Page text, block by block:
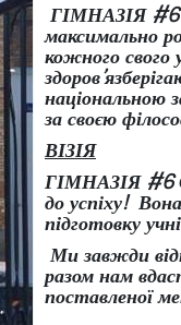
ГІМНАЗІЯ #6
максимально
кожного свого
здоров’
національною
за своєю
ВІЗІЯ
ГІМНАЗІЯ #6
до успіху! Вона
підготовку
Ми завжди
разом нам
поставленої